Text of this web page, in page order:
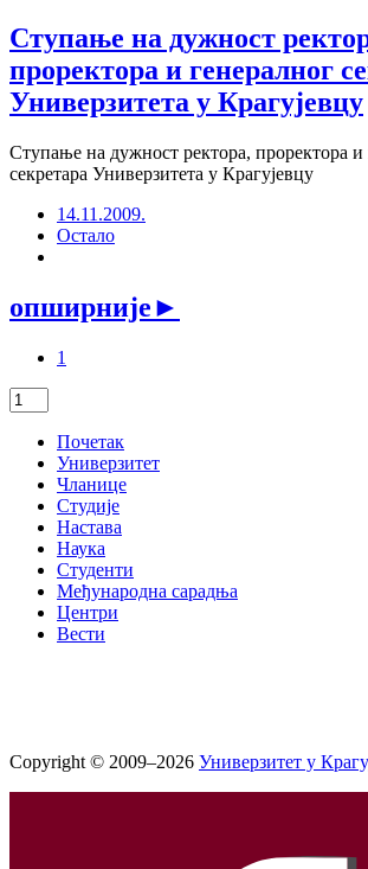
Ступање на дужност
проректора и генералног
Универзитета у Крагујевцу
Ступање на дужност ректора, проректора и
секретара Универзитета у Крагујевцу
14.11.2009.
Остало
опширније►
1
Почетак
Универзитет
Чланице
Студије
Настава
Наука
Студенти
Међународна сарадња
Центри
Вести
Copyright © 2009–2026 Универзитет у